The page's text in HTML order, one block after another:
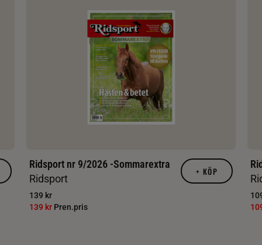
Ridsport nr 9/2026 -Sommarextra
Ridsport
139 kr
139 kr Pren.pris
+ KÖP